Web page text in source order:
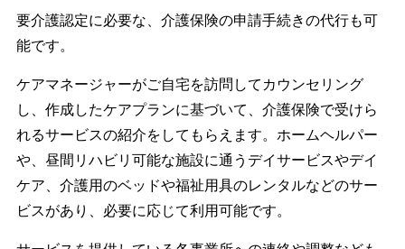
要介護認定に必要な、介護保険の申請手続きの代行も可
能です。
ケアマネージャーがご自宅を訪問してカウンセリング
し、作成したケアプランに基づいて、介護保険で受けら
れるサービスの紹介をしてもらえます。ホームヘルパー
や、昼間リハビリ可能な施設に通うデイサービスやデイ
ケア、介護用のベッドや福祉用具のレンタルなどのサー
ビスがあり、必要に応じて利用可能です。